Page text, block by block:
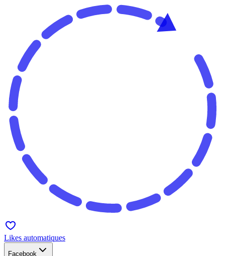
Likes automatiques
Facebook